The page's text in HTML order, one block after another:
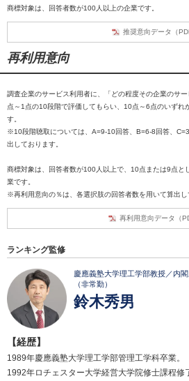
商標対象は、回答者数が100人以上の企業です。
推奨意向データ（
再利用意向
調査企業のサービス利用者に、「どの程度その企業のサ
点～1点の10段階で評価してもらい、10点～6点のいずれ
す。
※10段階聴取については、A=9-10回答、B=6-8回答、
出しております。
商標対象は、回答者数が100人以上で、10点または9点と
業です。
※再利用意向の％は、各選択肢の回答者数を用いて算出し
再利用意向データ（
ランキング監修
慶應義塾大学理工学部教授／内
（非常勤）
鈴木秀男
【経歴】
1989年慶應義塾大学理工学部管理工学科卒業。
1992年ロチェスター大学経営大学院修士課程修